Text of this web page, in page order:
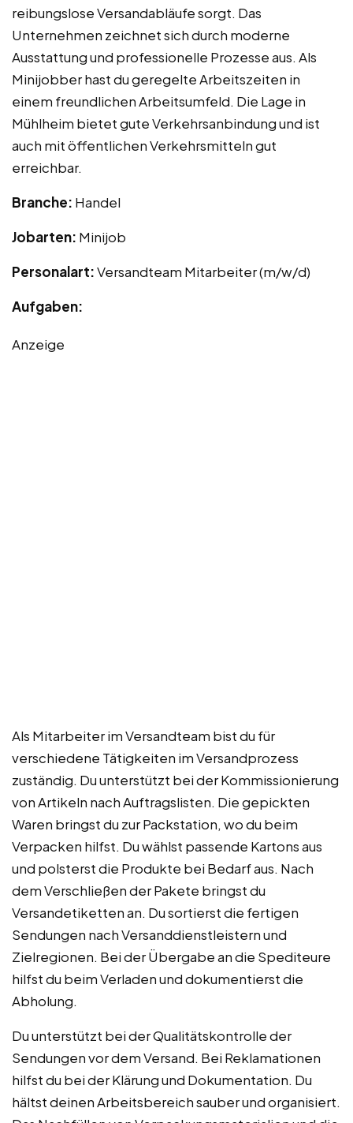
reibungslose Versandabläufe sorgt. Das
Unternehmen zeichnet sich durch moderne
Ausstattung und professionelle Prozesse aus. Als
Minijobber hast du geregelte Arbeitszeiten in
einem freundlichen Arbeitsumfeld. Die Lage in
Mühlheim bietet gute Verkehrsanbindung und ist
auch mit öffentlichen Verkehrsmitteln gut
erreichbar.
Branche: Handel
Jobarten: Minijob
Personalart:Versandteam Mitarbeiter (m/w/d)
Aufgaben:
Anzeige
Als Mitarbeiter im Versandteam bist du für
verschiedene Tätigkeiten im Versandprozess
zuständig. Du unterstützt bei der Kommissionierung
von Artikeln nach Auftragslisten. Die gepickten
Waren bringst du zur Packstation, wo du beim
Verpacken hilfst. Du wählst passende Kartons aus
und polsterst die Produkte bei Bedarf aus. Nach
dem Verschließen der Pakete bringst du
Versandetiketten an. Du sortierst die fertigen
Sendungen nach Versanddienstleistern und
Zielregionen. Bei der Übergabe an die Spediteure
hilfst du beim Verladen und dokumentierst die
Abholung.
Du unterstützt bei der Qualitätskontrolle der
Sendungen vor dem Versand. Bei Reklamationen
hilfst du bei der Klärung und Dokumentation. Du
hältst deinen Arbeitsbereich sauber und organisiert.